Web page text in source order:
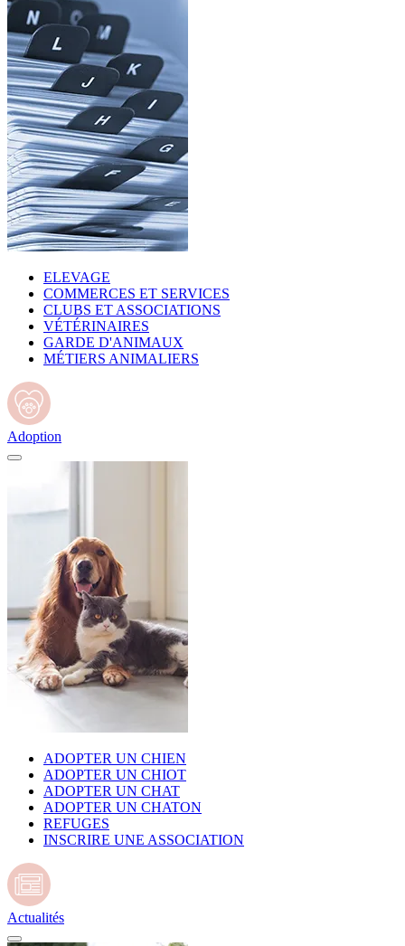
ELEVAGE
COMMERCES ET SERVICES
CLUBS ET ASSOCIATIONS
VÉTÉRINAIRES
GARDE D'ANIMAUX
MÉTIERS ANIMALIERS
Adoption
ADOPTER UN CHIEN
ADOPTER UN CHIOT
ADOPTER UN CHAT
ADOPTER UN CHATON
REFUGES
INSCRIRE UNE ASSOCIATION
Actualités